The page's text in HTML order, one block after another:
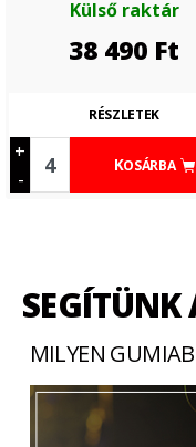
Külső raktár
38 490 Ft
+
-
KOSÁRBA
RÉSZLETEK
MILYEN